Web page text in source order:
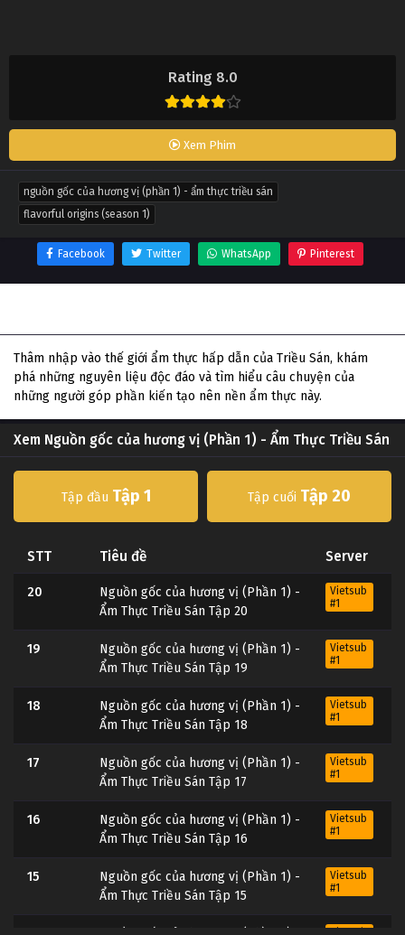
Rating 8.0
Xem Phim
nguồn gốc của hương vị (phần 1) - ẩm thực triều sán
flavorful origins (season 1)
Facebook Twitter WhatsApp Pinterest
Thâm nhập vào thế giới ẩm thực hấp dẫn của Triều Sán, khám
phá những nguyên liệu độc đáo và tìm hiểu câu chuyện của
những người góp phần kiến tạo nên nền ẩm thực này.
Xem Nguồn gốc của hương vị (Phần 1) - Ẩm Thực Triều Sán
Tập đầu Tập 1 Tập cuối Tập 20
STT Tiêu đề Server
20
Nguồn gốc của hương vị (Phần 1) -
Ẩm Thực Triều Sán Tập 20
Vietsub
#1
19
Nguồn gốc của hương vị (Phần 1) -
Ẩm Thực Triều Sán Tập 19
Vietsub
#1
18
Nguồn gốc của hương vị (Phần 1) -
Ẩm Thực Triều Sán Tập 18
Vietsub
#1
17
Nguồn gốc của hương vị (Phần 1) -
Ẩm Thực Triều Sán Tập 17
Vietsub
#1
16
Nguồn gốc của hương vị (Phần 1) -
Ẩm Thực Triều Sán Tập 16
Vietsub
#1
15
Nguồn gốc của hương vị (Phần 1) -
Ẩm Thực Triều Sán Tập 15
Vietsub
#1